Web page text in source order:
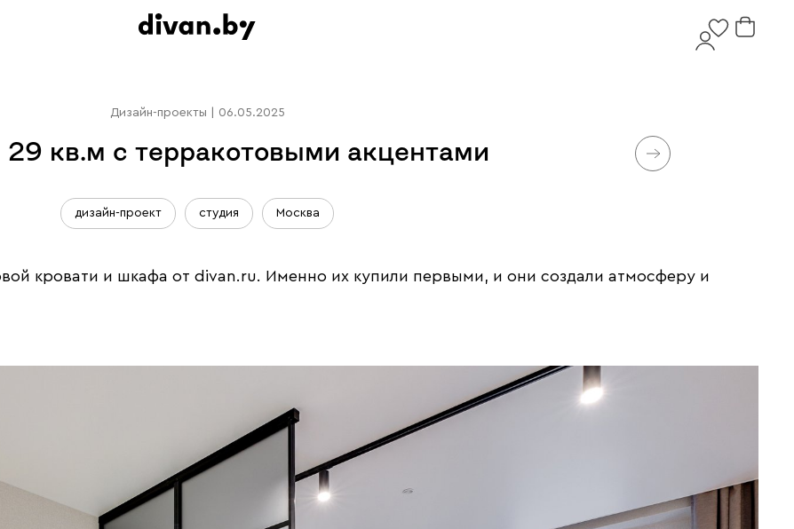
Дизайн-проекты 06.05.2025
29 кв.м с терракотовыми акцентами
дизайн-проект студия Москва
кровати и шкафа от divan.ru. Именно их купили первыми, и они создали атмосферу и